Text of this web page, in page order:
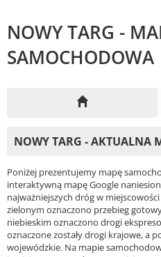
NOWY TARG -
SAMOCHODOWA
NOWY TARG - AKTUALNA
Poniżej prezentujemy mapę
interaktywną mapę Google
najważniejszych dróg w
zielonym oznaczono przebieg
niebieskim oznaczono drogi
oznaczone zostały drogi krajowe, a
wojewódzkie. Na mapie